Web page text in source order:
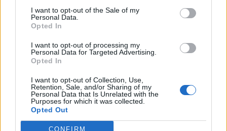
I want to opt-out of the Sale of my
Personal Data.
Opted In
I want to opt-out of processing my
Personal Data for Targeted Advertising.
Opted In
I want to opt-out of Collection, Use,
Retention, Sale, and/or Sharing of my
Personal Data that Is Unrelated with the
Purposes for which it was collected.
Opted Out
CONFIRM
33 Cavalieri Union Prato Sesto
24 Livorno Rugby
23 Avezzano Rugby
16 Rugby Roma Olimpic
15 Unione Firenze Rugby